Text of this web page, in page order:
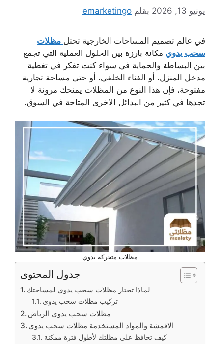
يونيو 13, 2026 بقلم emarketingo
في عالم تصميم المساحات الخارجية تحتل مظلات
سحب يدوي مكانة بارزة بين الحلول العملية التي تجمع
بين البساطة والحماية في سواء كنت تفكر في تغطية
مدخل المنزل، أو الفناء الخلفي، أو حتى مساحة تجارية
مفتوحة، فإن هذا النوع من المظلات يمنحك مرونة لا
تجدها في كثير من البدائل الاخرى المتاحة في السوق.
مظلات متحركة يدوي
جدول المحتوى
لماذا تختار مظلات سحب يدوي لمساحتك
تركيب مظلات سحب يدوي
مظلات سحب يدوي الرياض
الاقمشة والمواد المستخدمة مظلات سحب يدوي
كيف تحافظ على مظلتك لأطول فترة ممكنة